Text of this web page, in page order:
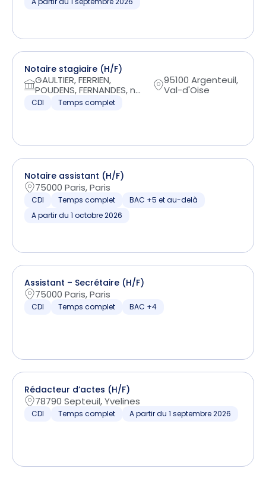
Notaire stagiaire (H/F)
GAULTIER, FERRIEN,
POUDENS, FERNANDES, n...
95100 Argenteuil,
Val-d'Oise
CDI Temps complet
Notaire assistant (H/F)
75000 Paris, Paris
CDI Temps complet
BAC +5 et au-delà
A partir du 1 octobre 2026
Assistant – Secrétaire (H/F)
75000 Paris, Paris
CDI Temps complet BAC +4
Rédacteur d’actes (H/F)
78790 Septeuil, Yvelines
CDI Temps complet A partir du 1 septembre 2026